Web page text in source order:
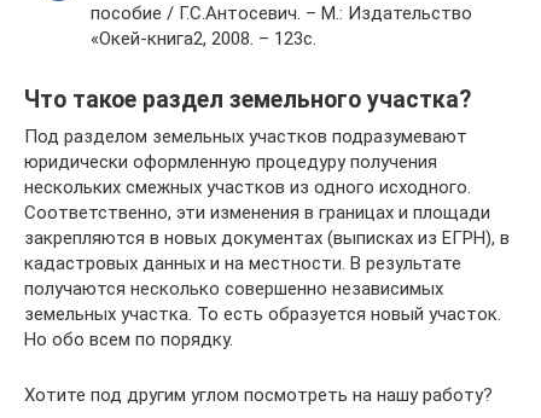
пособие / Г.С.Антосевич. – М.: Издательство
«Окей-книга2, 2008. – 123с.
Что такое раздел земельного участка?
Под разделом земельных участков подразумевают
юридически оформленную процедуру получения
нескольких смежных участков из одного исходного.
Соответственно, эти изменения в границах и площади
закрепляются в новых документах (выписках из ЕГРН), в
кадастровых данных и на местности. В результате
получаются несколько совершенно независимых
земельных участка. То есть образуется новый участок.
Но обо всем по порядку.
Хотите под другим углом посмотреть на нашу работу?